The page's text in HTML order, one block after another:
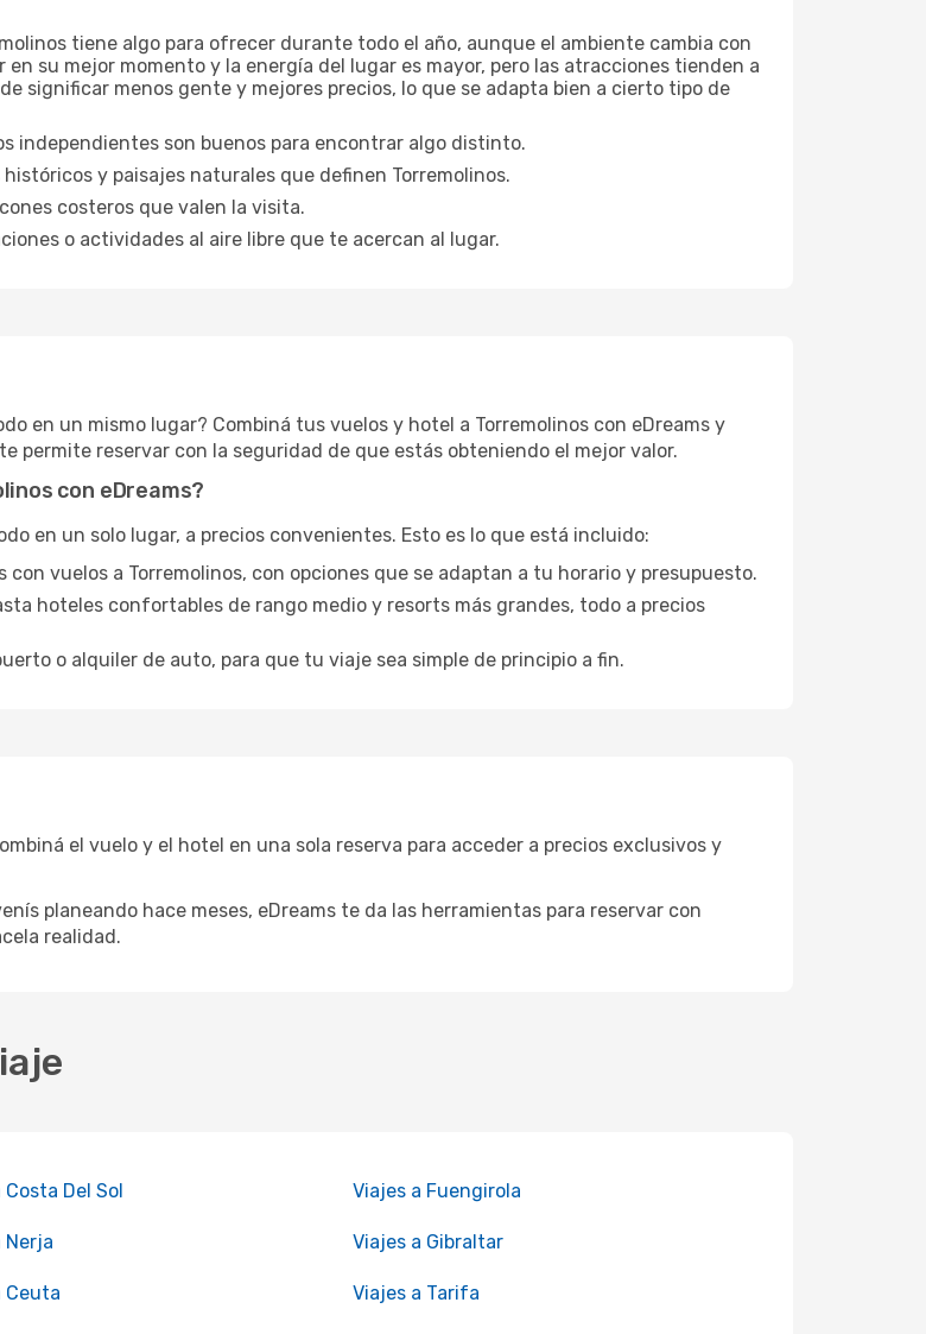
tiene algo para ofrecer durante todo el año, aunque el ambiente cambia con
su mejor momento y la energía del lugar es mayor, pero las atracciones tienden a
significar menos gente y mejores precios, lo que se adapta bien a cierto tipo de
independientes son buenos para encontrar algo distinto.
históricos y paisajes naturales que definen Torremolinos.
costeros que valen la visita.
o actividades al aire libre que te acercan al lugar.
en un mismo lugar? Combiná tus vuelos y hotel a Torremolinos con eDreams y
permite reservar con la seguridad de que estás obteniendo el mejor valor.
con eDreams?
en un solo lugar, a precios convenientes. Esto es lo que está incluido:
vuelos a Torremolinos, con opciones que se adaptan a tu horario y presupuesto.
hoteles confortables de rango medio y resorts más grandes, todo a precios
o alquiler de auto, para que tu viaje sea simple de principio a fin.
el vuelo y el hotel en una sola reserva para acceder a precios exclusivos y
planeando hace meses, eDreams te da las herramientas para reservar con
realidad.
Costa Del Sol Viajes a Fuengirola
Nerja Viajes a Gibraltar
Ceuta Viajes a Tarifa